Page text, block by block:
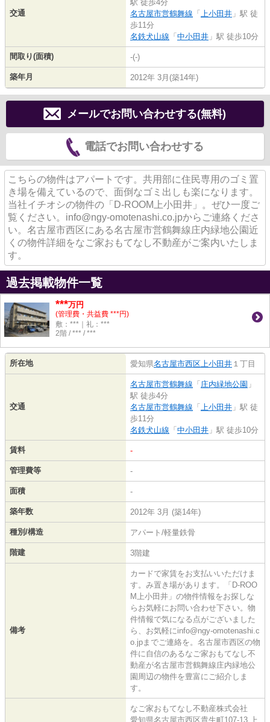
交通
駅 徒歩4分
名古屋市営鶴舞線 「 上小田井 」駅 徒
歩11分
名鉄犬山線 「 中小田井 」駅 徒歩10分
間取り(面積) -(-)
築年月 2012年 3月(築14年)
メールでお問い合わせする(無料)
電話でお問い合わせする
こちらの物件はアパートです。共用部に住民専用のゴミ置
き場を備えているので、面倒なゴミ出しも楽になります。
当社イチオシの物件の「D-ROOM上小田井」。ぜひ一度ご
覧ください。info@ngy-omotenashi.co.jpからご連絡くださ
い。名古屋市西区にある名古屋市営鶴舞線庄内緑地公園近
くの物件詳細をなご家おもてなし不動産がご案内いたしま
す。
過去掲載物件一覧
***万円
(管理費・共益費 ***円)
敷：***｜礼：***
2階 / *** / ***
所在地 愛知県名古屋市西区上小田井 １丁目
交通
名古屋市営鶴舞線 「 庄内緑地公園 」
駅 徒歩4分
名古屋市営鶴舞線 「 上小田井 」駅 徒
歩11分
名鉄犬山線 「 中小田井 」駅 徒歩10分
賃料 -
管理費等 -
面積 -
築年数 2012年 3月 (築14年)
種別/構造 アパート/軽量鉄骨
階建 3階建
備考
カードで家賃をお支払いいただけま
す。み置き場があります。「D-ROO
M上小田井」の物件情報をお探しな
らお気軽にお問い合わせ下さい。物
件情報で気になる点がございました
ら、お気軽にinfo@ngy-omotenashi.c
o.jpまでご連絡を。名古屋市西区の物
件に自信のあるなご家おもてなし不
動産が名古屋市営鶴舞線庄内緑地公
園周辺の物件を豊富にご紹介しま
す。
なご家おもてなし不動産株式会社
愛知県名古屋市西区貴生町107-13 上